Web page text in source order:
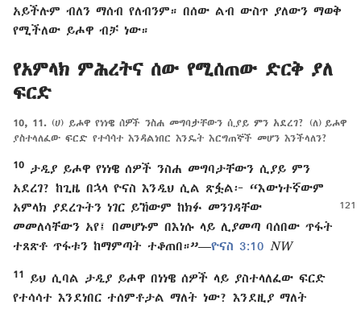
አይችሉም ብለን ማሰብ የለብንም። በሰው ልብ ውስጥ ያለውን ማወቅ
የሚችለው ይሖዋ ብቻ ነው።
የአምላክ ምሕረትና ሰው የሚሰጠው ድርቅ ያለ
ፍርድ
10, 11. (ሀ) ይሖዋ የነነዌ ሰዎች ንስሐ መግባታቸውን ሲያይ ምን አደረገ? (ለ) ይሖዋ
ያስተላለፈው ፍርድ የተሳሳተ እንዳልነበር እንዴት እርግጠኞች መሆን እንችላለን?
10
ታዲያ ይሖዋ የነነዌ ሰዎች ንስሐ መግባታቸውን ሲያይ ምን
አደረገ? ከጊዜ በኋላ ዮናስ እንዲህ ሲል ጽፏል፦ “እውነተኛውም
አምላክ ያደረጉትን ነገር ይኸውም ከክፉ መንገዳቸው
መመለሳቸውን አየ፤ በመሆኑም በእነሱ ላይ ሊያመጣ ባሰበው ጥፋት
ተጸጽቶ ጥፋቱን ከማምጣት ተቆጠበ።”—ዮናስ 3:10 NW
11
ይህ ሲባል ታዲያ ይሖዋ በነነዌ ሰዎች ላይ ያስተላለፈው ፍርድ
የተሳሳተ እንደነበር ተሰምቶታል ማለት ነው? እንደዚያ ማለት